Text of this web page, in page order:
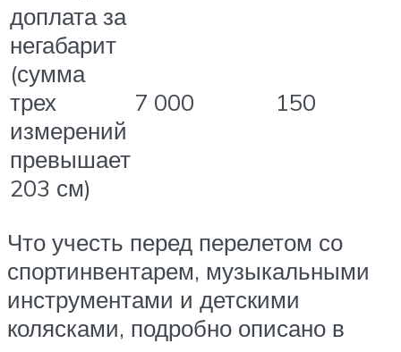
доплата за
негабарит
(сумма
трех
измерений
превышает
203 см)
7 000 150
Что учесть перед перелетом со
спортинвентарем, музыкальными
инструментами и детскими
колясками, подробно описано в